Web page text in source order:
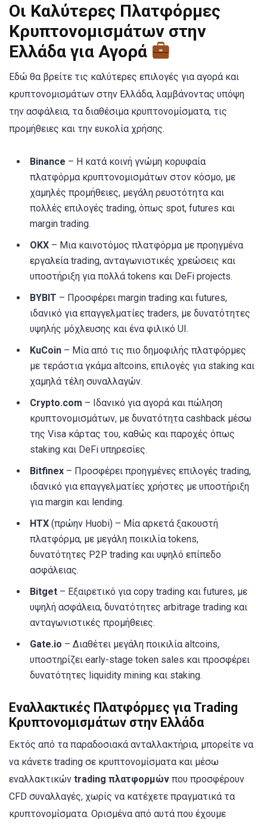
Οι Καλύτερες Πλατφόρμες
Κρυπτονομισμάτων στην
Ελλάδα για Αγορά
Εδώ θα βρείτε τις καλύτερες επιλογές για αγορά και
κρυπτονομισμάτων στην Ελλάδα, λαμβάνοντας υπόψη
την ασφάλεια, τα διαθέσιμα κρυπτονομίσματα, τις
προμήθειες και την ευκολία χρήσης.
Binance – Η κατά κοινή γνώμη κορυφαία
πλατφόρμα κρυπτονομισμάτων στον κόσμο, με
χαμηλές προμήθειες, μεγάλη ρευστότητα και
πολλές επιλογές trading, όπως spot, futures και
margin trading.
OKX – Μια καινοτόμος πλατφόρμα με προηγμένα
εργαλεία trading, ανταγωνιστικές χρεώσεις και
υποστήριξη για πολλά tokens και DeFi projects.
BYBIT – Προσφέρει margin trading και futures,
ιδανικό για επαγγελματίες traders, με δυνατότητες
υψηλής μόχλευσης και ένα φιλικό UI.
KuCoin – Μία από τις πιο δημοφιλής πλατφόρμες
με τεράστια γκάμα altcoins, επιλογές για staking και
χαμηλά τέλη συναλλαγών.
Crypto.com – Ιδανικό για αγορά και πώληση
κρυπτονομισμάτων, με δυνατότητα cashback μέσω
της Visa κάρτας του, καθώς και παροχές όπως
staking και DeFi υπηρεσίες.
Bitfinex – Προσφέρει προηγμένες επιλογές trading,
ιδανικό για επαγγελματίες χρήστες με υποστήριξη
για margin και lending.
HTX (πρώην Huobi) – Μία αρκετά ξακουστή
πλατφόρμα, με μεγάλη ποικιλία tokens,
δυνατότητες P2P trading και υψηλό επίπεδο
ασφάλειας.
Bitget – Εξαιρετικό για copy trading και futures, με
υψηλή ασφάλεια, δυνατότητες arbitrage trading και
ανταγωνιστικές προμήθειες.
Gate.io – Διαθέτει μεγάλη ποικιλία altcoins,
υποστηρίζει early-stage token sales και προσφέρει
δυνατότητες liquidity mining και staking.
Εναλλακτικές Πλατφόρμες για Trading
Κρυπτονομισμάτων στην Ελλάδα
Εκτός από τα παραδοσιακά ανταλλακτήρια, μπορείτε να
να κάνετε trading σε κρυπτονομίσματα και μέσω
εναλλακτικών trading πλατφορμών που προσφέρουν
CFD συναλλαγές, χωρίς να κατέχετε πραγματικά τα
κρυπτονομίσματα. Ορισμένα από αυτά που έχουμε